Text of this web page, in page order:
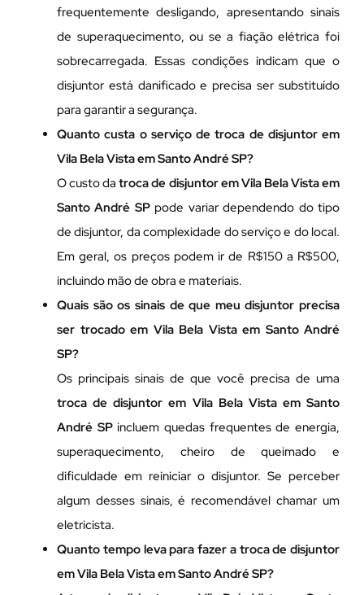
frequentemente desligando, apresentando sinais
de superaquecimento, ou se a fiação elétrica foi
sobrecarregada. Essas condições indicam que o
disjuntor está danificado e precisa ser substituído
para garantir a segurança.
Quanto custa o serviço de troca de disjuntor em
Vila Bela Vista em Santo André SP?
O custo datroca de disjuntor em Vila Bela Vista em
Santo André SPpode variar dependendo do tipo
de disjuntor, da complexidade do serviço e do local.
Em geral, os preços podem ir de R$150 a R$500,
incluindo mão de obra e materiais.
Quais são os sinais de que meu disjuntor precisa
ser trocado em Vila Bela Vista em Santo André
SP?
Os principais sinais de que você precisa de uma
troca de disjuntor em Vila Bela Vista em Santo
André SPincluem quedas frequentes de energia,
superaquecimento, cheiro de queimado e
dificuldade em reiniciar o disjuntor. Se perceber
algum desses sinais, é recomendável chamar um
eletricista.
Quanto tempo leva para fazer a troca de disjuntor
em Vila Bela Vista em Santo André SP?